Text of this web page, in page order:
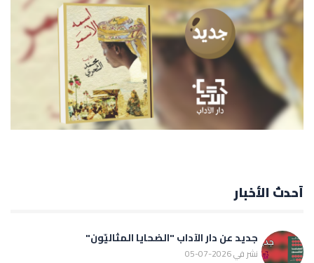
أحدث الأخبار
جديد عن دار الآداب "الضحايا المثاليّون"
نشر في 2026-07-05